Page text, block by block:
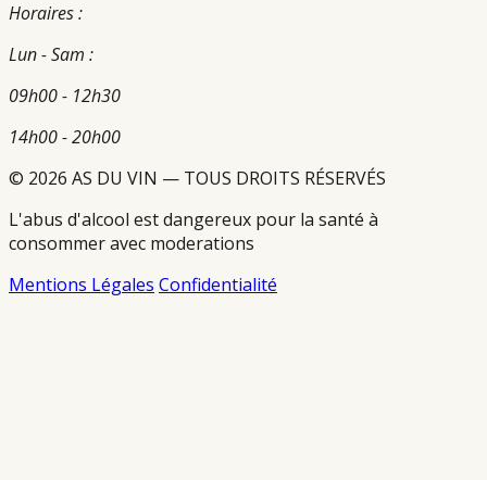
Horaires :
Lun - Sam :
09h00 - 12h30
14h00 - 20h00
© 2026 AS DU VIN — TOUS DROITS RÉSERVÉS
L'abus d'alcool est dangereux pour la santé à
consommer avec moderations
Mentions Légales Confidentialité